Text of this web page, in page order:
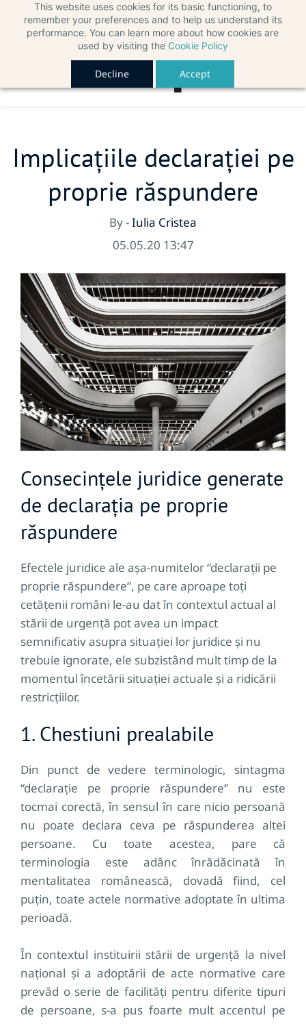
This website uses cookies for its basic functioning, to
remember your preferences and to help us understand its
performance. You can learn more about how cookies are
used by visiting the Cookie Policy
Decline Accept
Implicațiile declarației pe
proprie răspundere
By -Iulia Cristea
05.05.20 13:47
Consecințele juridice generate
de declarația pe proprie
răspundere
Efectele juridice ale așa-numitelor “declarații pe
proprie răspundere”, pe care aproape toți
cetățenii români le-au dat în contextul actual al
stării de urgență pot avea un impact
semnificativ asupra situației lor juridice și nu
trebuie ignorate, ele subzistând mult timp de la
momentul încetării situației actuale și a ridicării
restricțiilor.
1. Chestiuni prealabile
Din punct de vedere terminologic, sintagma
“declarație pe proprie răspundere” nu este
tocmai corectă, în sensul în care nicio persoană
nu poate declara ceva pe răspunderea altei
persoane. Cu toate acestea, pare că
terminologia este adânc înrădăcinată în
mentalitatea românească, dovadă fiind, cel
puțin, toate actele normative adoptate în ultima
perioadă.
În contextul instituirii stării de urgență la nivel
național și a adoptării de acte normative care
prevăd o serie de facilități pentru diferite tipuri
de persoane, s-a pus foarte mult accentul pe